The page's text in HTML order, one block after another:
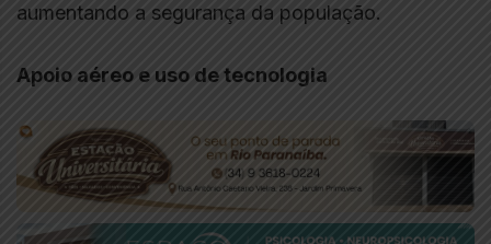
aumentando a segurança da população.
Apoio aéreo e uso de tecnologia